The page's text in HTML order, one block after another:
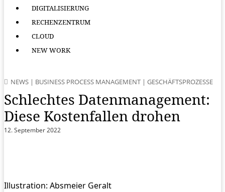
DIGITALISIERUNG
RECHENZENTRUM
CLOUD
NEW WORK
NEWS | BUSINESS PROCESS MANAGEMENT | GESCHÄFTSPROZESSE
Schlechtes Datenmanagement:
Diese Kostenfallen drohen
12. September 2022
Illustration: Absmeier Geralt